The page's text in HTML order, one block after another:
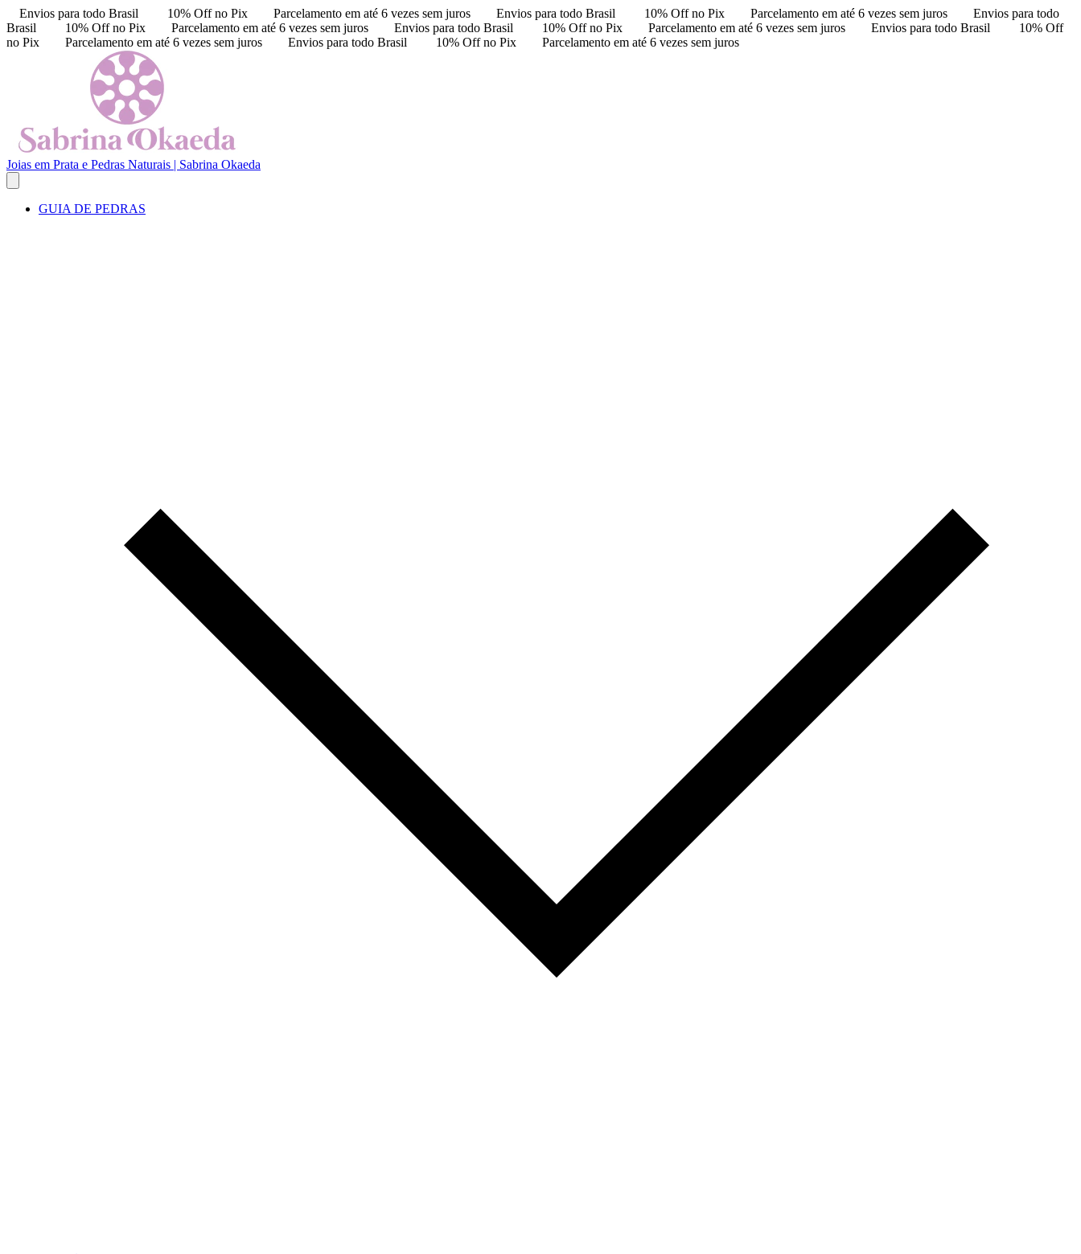
Envios para todo Brasil 10% Off no Pix Parcelamento em até 6 vezes sem juros Envios para todo Brasil 10% Off no Pix Parcelamento em até 6 vezes sem juros
Envios para todo
Brasil
10% Off no Pix Parcelamento em até 6 vezes sem juros Envios para todo Brasil 10% Off no Pix Parcelamento em até 6 vezes sem juros Envios para todo Brasil
10% Off
no Pix
Parcelamento em até 6 vezes sem juros Envios para todo Brasil 10% Off no Pix Parcelamento em até 6 vezes sem juros
Joias em Prata e Pedras Naturais | Sabrina Okaeda
GUIA DE PEDRAS